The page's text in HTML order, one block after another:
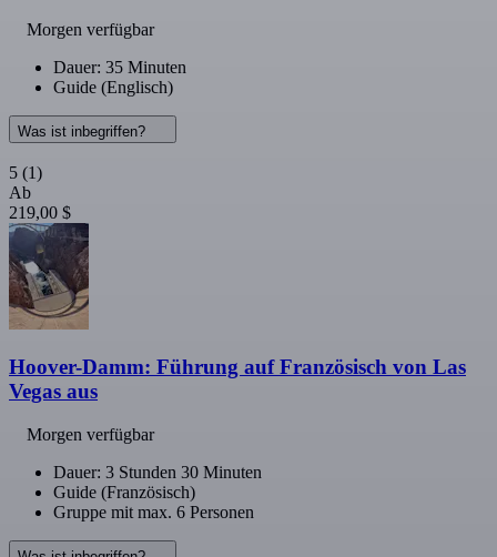
Morgen verfügbar
Dauer: 35 Minuten
Guide (Englisch)
Was ist inbegriffen?
5 (1)
Ab
219,00 $
Hoover-Damm: Führung auf Französisch von Las
Vegas aus
Morgen verfügbar
Dauer: 3 Stunden 30 Minuten
Guide (Französisch)
Gruppe mit max. 6 Personen